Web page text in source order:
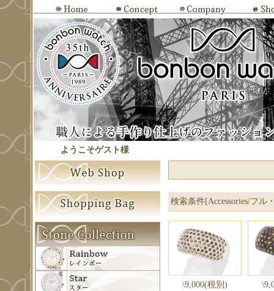
ようこそゲスト様
検索条件[Accessories/フル
\9,000(税別)